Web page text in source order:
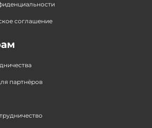
соглашение
партнёров